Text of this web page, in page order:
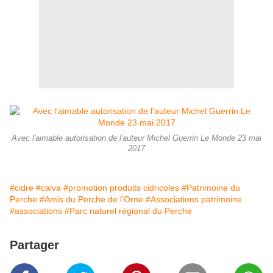
Avec l'aimable autorisation de l'auteur Michel Guerrin Le Monde 23 mai
2017
#cidre #calva #promotion produits cidricoles #Patrimoine du
Perche #Amis du Perche de l’Orne #Associations patrimoine
#associations #Parc naturel régional du Perche
Partager